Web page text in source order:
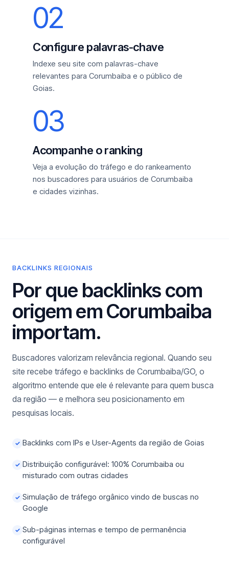
02
Configure palavras-chave
Indexe seu site com palavras-chave
relevantes para Corumbaiba e o público de
Goias.
03
Acompanhe o ranking
Veja a evolução do tráfego e do rankeamento
nos buscadores para usuários de Corumbaiba
e cidades vizinhas.
BACKLINKS REGIONAIS
Por que backlinks com
origem em Corumbaiba
importam.
Buscadores valorizam relevância regional. Quando seu
site recebe tráfego e backlinks de Corumbaiba/GO, o
algoritmo entende que ele é relevante para quem busca
da região — e melhora seu posicionamento em
pesquisas locais.
✓ Backlinks com IPs e User-Agents da região de Goias
✓ Distribuição configurável: 100% Corumbaiba ou
misturado com outras cidades
✓ Simulação de tráfego orgânico vindo de buscas no
Google
✓ Sub-páginas internas e tempo de permanência
configurável